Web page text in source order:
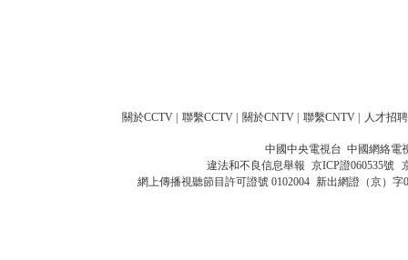
關於CCTV 聯繫CCTV 關於CNTV 聯繫CNTV 人才招聘
中國中央電視台 中國網絡電
違法和不良信息舉報 京ICP證060535號
網上傳播視聽節目許可證號 0102004 新出網證（京）